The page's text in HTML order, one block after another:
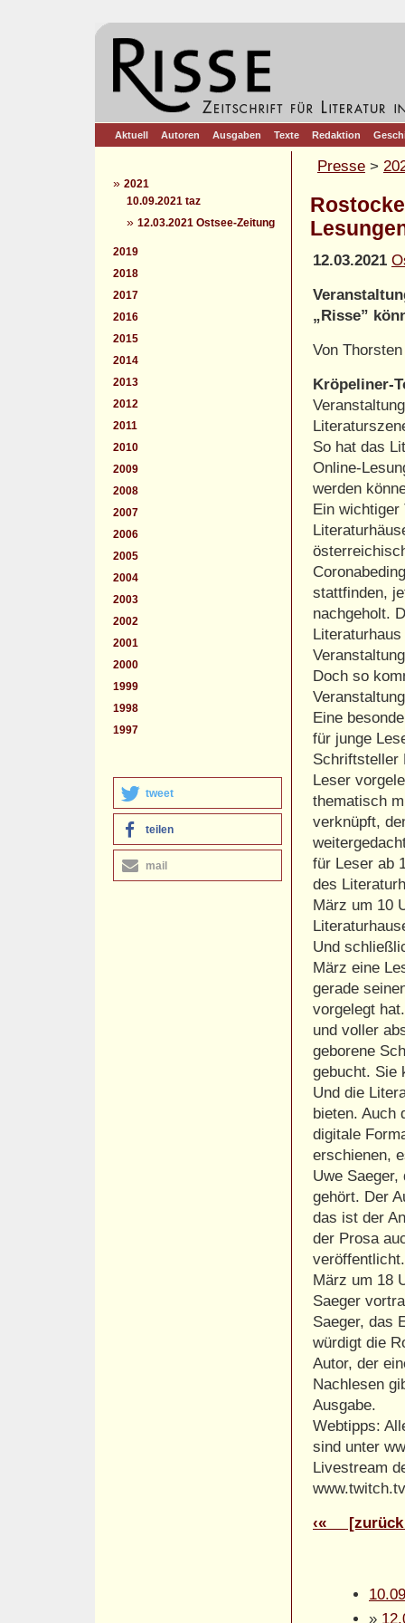
Aktuell Autoren Ausgaben Texte Redaktion
» 2021
10.09.2021 taz
» 12.03.2021 Ostsee-Zeitung
2019
2018
2017
2016
2015
2014
2013
2012
2011
2010
2009
2008
2007
2006
2005
2004
2003
2002
2001
2000
1999
1998
1997
tweet
teilen
mail
Presse >
12.03.2021
„Risse”
Von
Kröpeliner-
So hat das
Online-
werden
Ein
stattfinden,
nachgeholt.
Doch so
Eine
für junge
Schriftsteller
Leser
thematisch
verknüpft,
für Leser ab
des
März um 10
Und
März eine
gerade
vorgelegt
und voller
geborene
gebucht. Sie
Und die
bieten. Auch
digitale
erschienen,
Uwe
gehört. Der
das ist der
der Prosa
März um 18
Saeger
Saeger, das
würdigt die
Autor, der
Nachlesen
Ausgabe.
Webtipps:
sind unter
Livestream
‹« [zurück
»